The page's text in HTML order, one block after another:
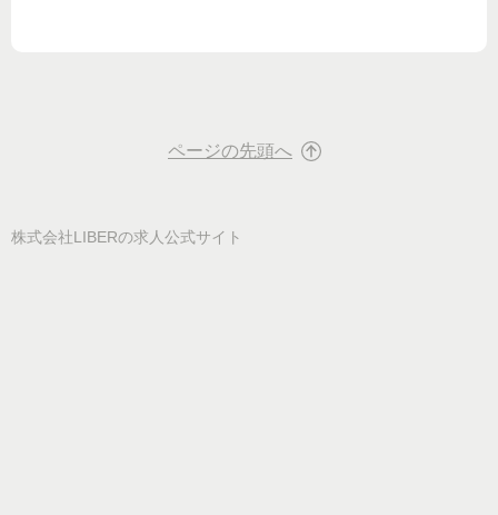
ページの先頭へ
株式会社LIBERの求人公式サイト